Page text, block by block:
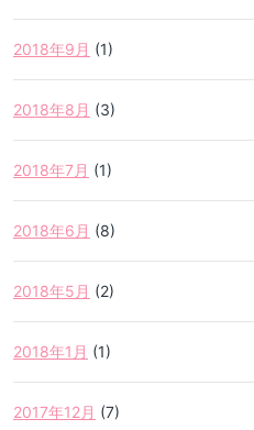
2018年9月 (1)
2018年8月 (3)
2018年7月 (1)
2018年6月 (8)
2018年5月 (2)
2018年1月 (1)
2017年12月 (7)